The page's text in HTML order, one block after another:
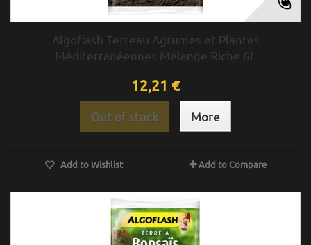
Algoflash Terreau Agrumes et Plantes
Méditerranéennes Mélange Riche 6L
12,21 €
Out of stock More
Add to Wishlist Add to Compare